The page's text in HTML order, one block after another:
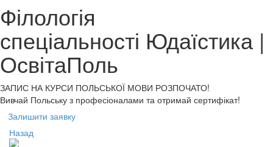
Філологія
спеціальності Юдаїстика |
ОсвітаПоль
ЗАПИС НА КУРСИ ПОЛЬСЬКОЇ МОВИ РОЗПОЧАТО!
Вивчай Польську з професіоналами та отримай сертифікат!
Залишити заявку
Назад